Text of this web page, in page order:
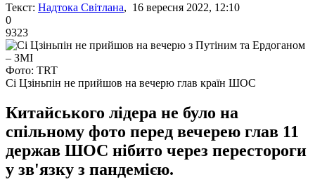
Текст: Надтока Світлана, 16 вересня 2022, 12:10
0
9323
Фото: TRT
Сі Цзіньпін не прийшов на вечерю глав країн ШОС
Китайського лідера не було на
спільному фото перед вечерею глав 11
держав ШОС нібито через перестороги
у зв'язку з пандемією.